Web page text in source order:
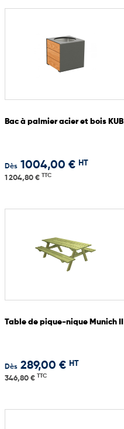
Bac à palmier acier et bois KUB
Dès 1004,00 € HT
1 204,80 € TTC
Table de pique-nique Munich II
Dès 289,00 € HT
346,80 € TTC